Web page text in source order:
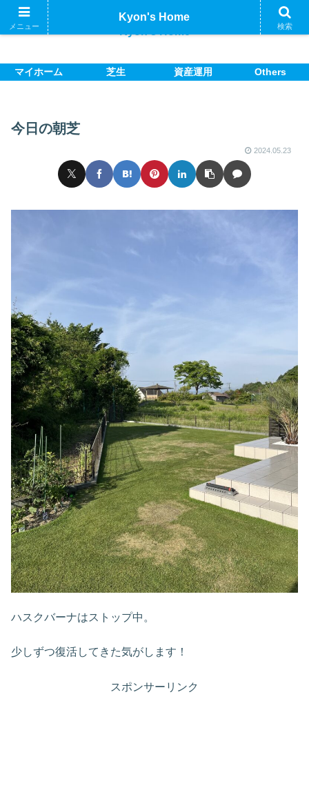
マイホーム 芝生 資産運用 Others
今日の朝芝
2024.05.23
ハスクバーナはストップ中。
少しずつ復活してきた気がします！
スポンサーリンク
メニュー
Kyon's Home
検索